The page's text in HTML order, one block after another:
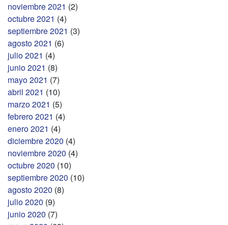
noviembre 2021 (2)
octubre 2021 (4)
septiembre 2021 (3)
agosto 2021 (6)
julio 2021 (4)
junio 2021 (8)
mayo 2021 (7)
abril 2021 (10)
marzo 2021 (5)
febrero 2021 (4)
enero 2021 (4)
diciembre 2020 (4)
noviembre 2020 (4)
octubre 2020 (10)
septiembre 2020 (10)
agosto 2020 (8)
julio 2020 (9)
junio 2020 (7)